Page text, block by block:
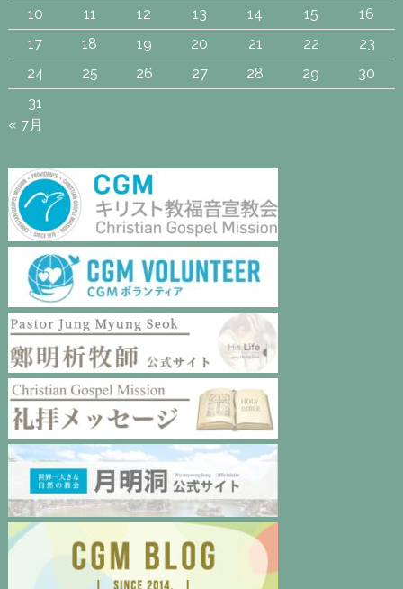
10
11 12 13 14 15
16
17
18 19 20 21 22
23
24
25 26 27 28 29
30
31
« 7月